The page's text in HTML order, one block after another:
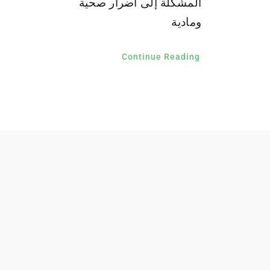
المشكلة إلى أضرار صحية
ومادية
Continue Reading